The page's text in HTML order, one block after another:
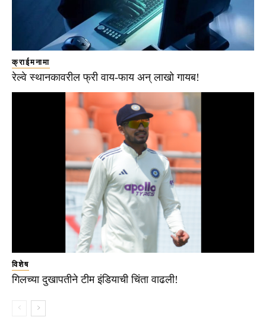
क्राईमनामा
रेल्वे स्थानकावरील फ्री वाय-फाय अन् लाखो गायब!
विशेष
गिलच्या दुखापतीने टीम इंडियाची चिंता वाढली!